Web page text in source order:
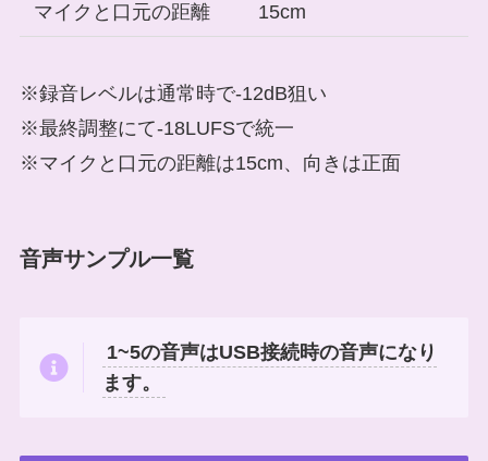
マイクと口元の距離 15cm
※録音レベルは通常時で-12dB狙い
※最終調整にて-18LUFSで統一
※マイクと口元の距離は15cm、向きは正面
音声サンプル一覧
1~5の音声はUSB接続時の音声になり
ます。